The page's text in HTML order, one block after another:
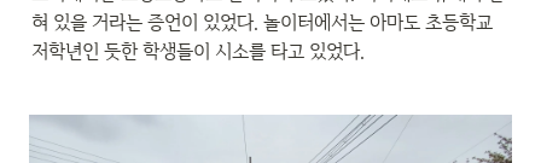
혀 있을 거라는 증언이 있었다. 놀이터에서는 아마도 초등학교
저학년인 듯한 학생들이 시소를 타고 있었다.